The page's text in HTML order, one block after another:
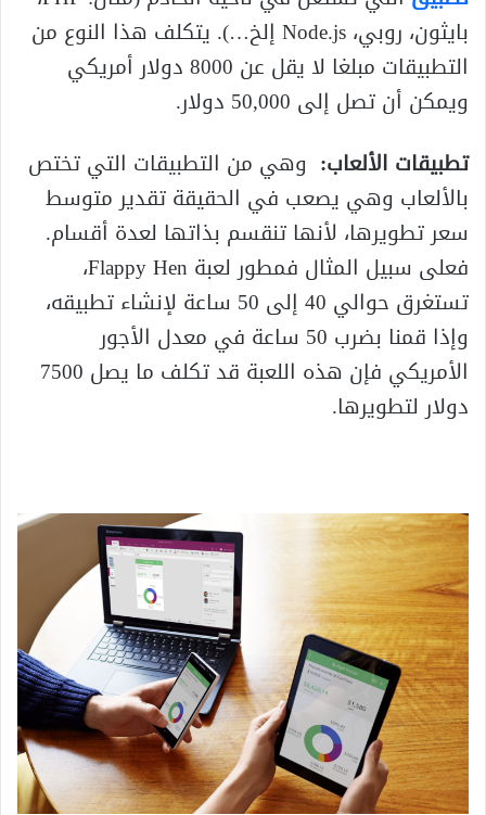
بايثون، روبي، Node.js إلخ…). يتكلف هذا النوع من
التطبيقات مبلغا لا يقل عن 8000 دولار أمريكي
ويمكن أن تصل إلى 50,000 دولار.
تطبيقات الألعاب: وهي من التطبيقات التي تختص
بالألعاب وهي يصعب في الحقيقة تقدير متوسط
سعر تطويرها، لأنها تنقسم بذاتها لعدة أقسام.
فعلى سبيل المثال فمطور لعبة Flappy Hen،
تستغرق حوالي 40 إلى 50 ساعة لإنشاء تطبيقه،
وإذا قمنا بضرب 50 ساعة في معدل الأجور
الأمريكي فإن هذه اللعبة قد تكلف ما يصل 7500
دولار لتطويرها.